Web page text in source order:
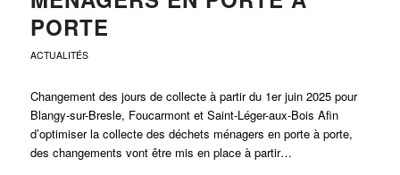
PORTE
ACTUALITÉS
Changement des jours de collecte à partir du 1er juin 2025 pour
Blangy-sur-Bresle, Foucarmont et Saint-Léger-aux-Bois Afin
d’optimiser la collecte des déchets ménagers en porte à porte,
des changements vont être mis en place à partir…